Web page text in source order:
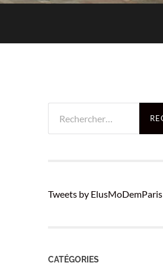
Tweets by ElusMoDemParis
CATÉGORIES